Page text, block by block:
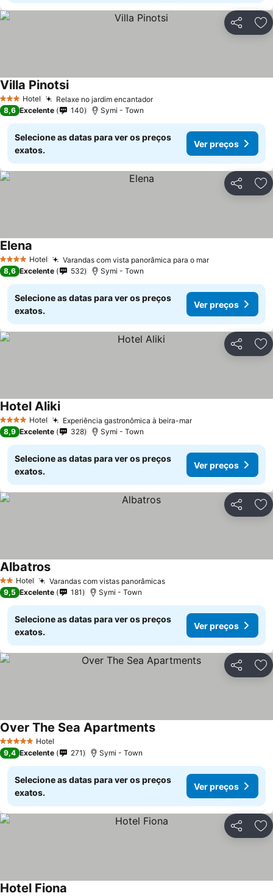
Partilhar
3 EstrelasHotel Relaxe no jardim encantador
Villa Pinotsi
8,6 Excelente 140 Symi - Town
Selecione as datas para ver os preços
exatos.
Ver preços
Partilhar
4 EstrelasHotel Varandas com vista panorâmica para o mar
Elena
8,6 Excelente 532 Symi - Town
Selecione as datas para ver os preços
exatos.
Ver preços
Partilhar
4 EstrelasHotel Experiência gastronômica à beira-mar
Hotel Aliki
8,9 Excelente 328 Symi - Town
Selecione as datas para ver os preços
exatos.
Ver preços
Partilhar
2 Estrelas
Hotel Varandas com vistas panorâmicas
Albatros
9,5 Excelente 181 Symi - Town
Selecione as datas para ver os preços
exatos.
Ver preços
Partilhar
5 Estrelas Hotel
Over The Sea Apartments
9,4 Excelente 271 Symi - Town
Selecione as datas para ver os preços
exatos.
Ver preços
Partilhar
Hotel Fiona